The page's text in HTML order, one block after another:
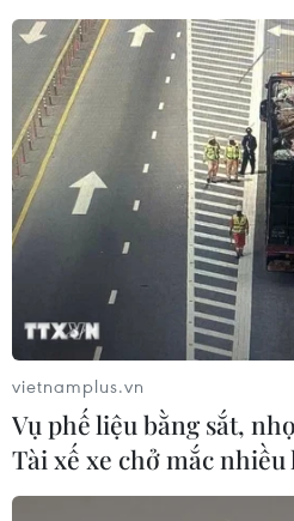
TIN CÙNG CHUYÊN
Cơ cấu lại vốn nhà nước tại
nghiệp gắn với mục tiêu
hai con số
07/08/2026 13:16
Bộ Tài chính: Thống nhất
vietnamplus.vn
Vụ phế liệu bằng sắt,
Tài xế xe chở mắc nhiều